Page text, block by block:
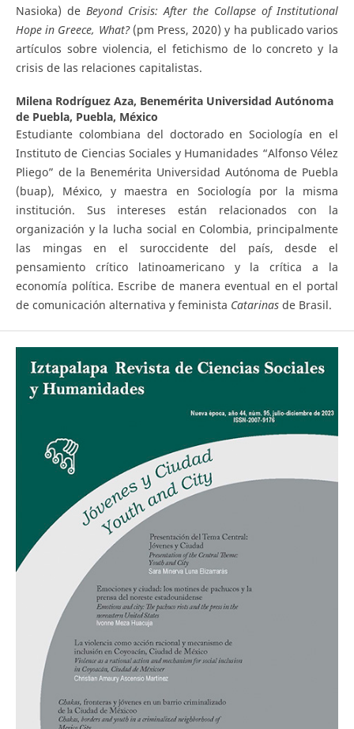
Nasioka) de Beyond Crisis: After the Collapse of Institutional
Hope in Greece, What?(pm Press, 2020) y ha publicado varios
artículos sobre violencia, el fetichismo de lo concreto y la
crisis de las relaciones capitalistas.
Milena Rodríguez Aza, Benemérita Universidad Autónoma
de Puebla, Puebla, México
Estudiante colombiana del doctorado en Sociología en el
Instituto de Ciencias Sociales y Humanidades “Alfonso Vélez
Pliego” de la Benemérita Universidad Autónoma de Puebla
(buap), México, y maestra en Sociología por la misma
institución. Sus intereses están relacionados con la
organización y la lucha social en Colombia, principalmente
las mingas en el suroccidente del país, desde el
pensamiento crítico latinoamericano y la crítica a la
economía política. Escribe de manera eventual en el portal
de comunicación alternativa y feminista Catarinasde Brasil.